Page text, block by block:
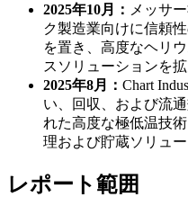
2025年10月： メッサ
ク製造業向けに信頼
を置き、高度なヘリ
スソリューションを拡
2025年8月： Chart
い、回収、および流
れた高度な極低温技
理および貯蔵ソリュ
レポート範囲